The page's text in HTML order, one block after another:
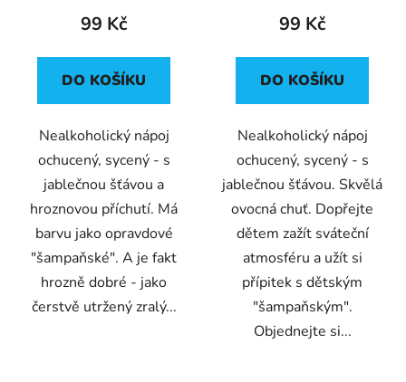
99 Kč
DO KOŠÍKU
Nealkoholický nápoj
ochucený, sycený - s
jablečnou šťávou a
hroznovou příchutí. Má
barvu jako opravdové
"šampaňské". A je fakt
hrozně dobré - jako
čerstvě utržený zralý...
99 Kč
DO KOŠÍKU
Nealkoholický nápoj
ochucený, sycený - s
jablečnou šťávou. Skvělá
ovocná chuť. Dopřejte
dětem zažít sváteční
atmosféru a užít si
přípitek s dětským
"šampaňským".
Objednejte si...